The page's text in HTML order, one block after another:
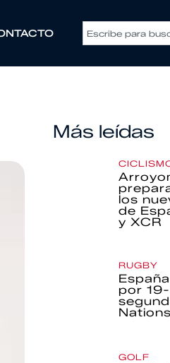
Más leídas
los
de
y XCR
RUGBY
por
GOLF